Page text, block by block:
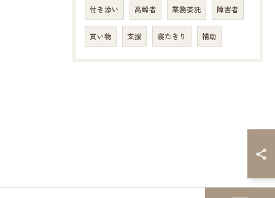
付き添い 高齢者 業務委託 障害者
買い物 支援 寝たきり 補助